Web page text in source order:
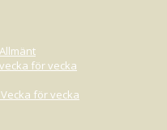
för vecka
för vecka